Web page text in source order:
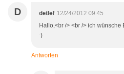
D detlef 12/24/2012 09:45
Hallo,<br /> <br /> ich
:)
Antworten